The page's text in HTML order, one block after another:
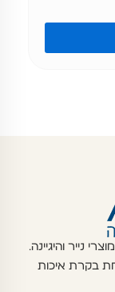
בשיווק מוצרי נייר והיגיינה.
תחת בקרת איכות